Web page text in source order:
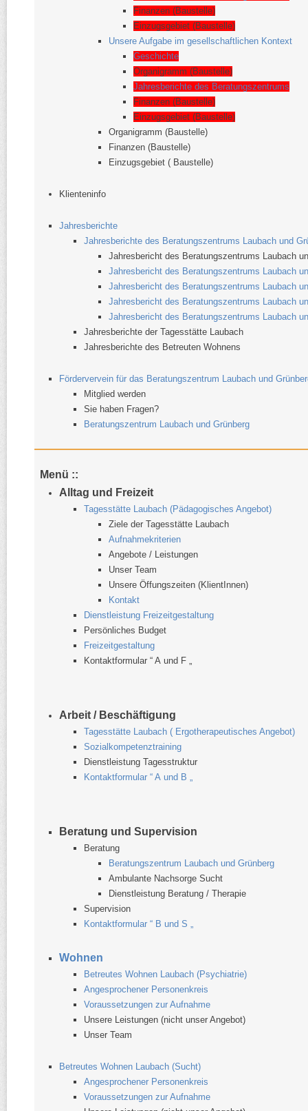
Finanzen (Baustelle)
Einzugsgebiet (Baustelle)
Unsere Aufgabe im gesellschaftlichen Kontext
Geschichte
Organigramm (Baustelle)
Jahresberichte des Beratungszentrums
Finanzen (Baustelle)
Einzugsgebiet (Baustelle)
Organigramm (Baustelle)
Finanzen (Baustelle)
Einzugsgebiet ( Baustelle)
Klienteninfo
Jahresberichte
Jahresberichte des Beratungszentrums Laubach und
Jahresbericht des Beratungszentrums Laubach
Jahresbericht des Beratungszentrums Laubach
Jahresbericht des Beratungszentrums Laubach
Jahresbericht des Beratungszentrums Laubach
Jahresbericht des Beratungszentrums Laubach
Jahresberichte der Tagesstätte Laubach
Jahresberichte des Betreuten Wohnens
Fördervervein für das Beratungszentrum Laubach und
Mitglied werden
Sie haben Fragen?
Beratungszentrum Laubach und Grünberg
Menü ::
Alltag und Freizeit
Tagesstätte Laubach (Pädagogisches Angebot)
Ziele der Tagesstätte Laubach
Aufnahmekriterien
Angebote /​ Leistungen
Unser Team
Unsere Öffungszeiten (KlientInnen)
Kontakt
Dienstleistung Freizeitgestaltung
Persönliches Budget
Freizeitgestaltung
Kontaktformular “ A und F „
Arbeit /​ Beschäftigung
Tagesstätte Laubach ( Ergotherapeutisches Angebot)
Sozialkompetenztraining
Dienstleistung Tagesstruktur
Kontaktformular “ A und B „
Beratung und Supervision
Beratung
Beratungszentrum Laubach und Grünberg
Ambulante Nachsorge Sucht
Dienstleistung Beratung /​ Therapie
Supervision
Kontaktformular “ B und S „
Wohnen
Betreutes Wohnen Laubach (Psychiatrie)
Angesprochener Personenkreis
Voraussetzungen zur Aufnahme
Unsere Leistungen (nicht unser Angebot)
Unser Team
Betreutes Wohnen Laubach (Sucht)
Angesprochener Personenkreis
Voraussetzungen zur Aufnahme